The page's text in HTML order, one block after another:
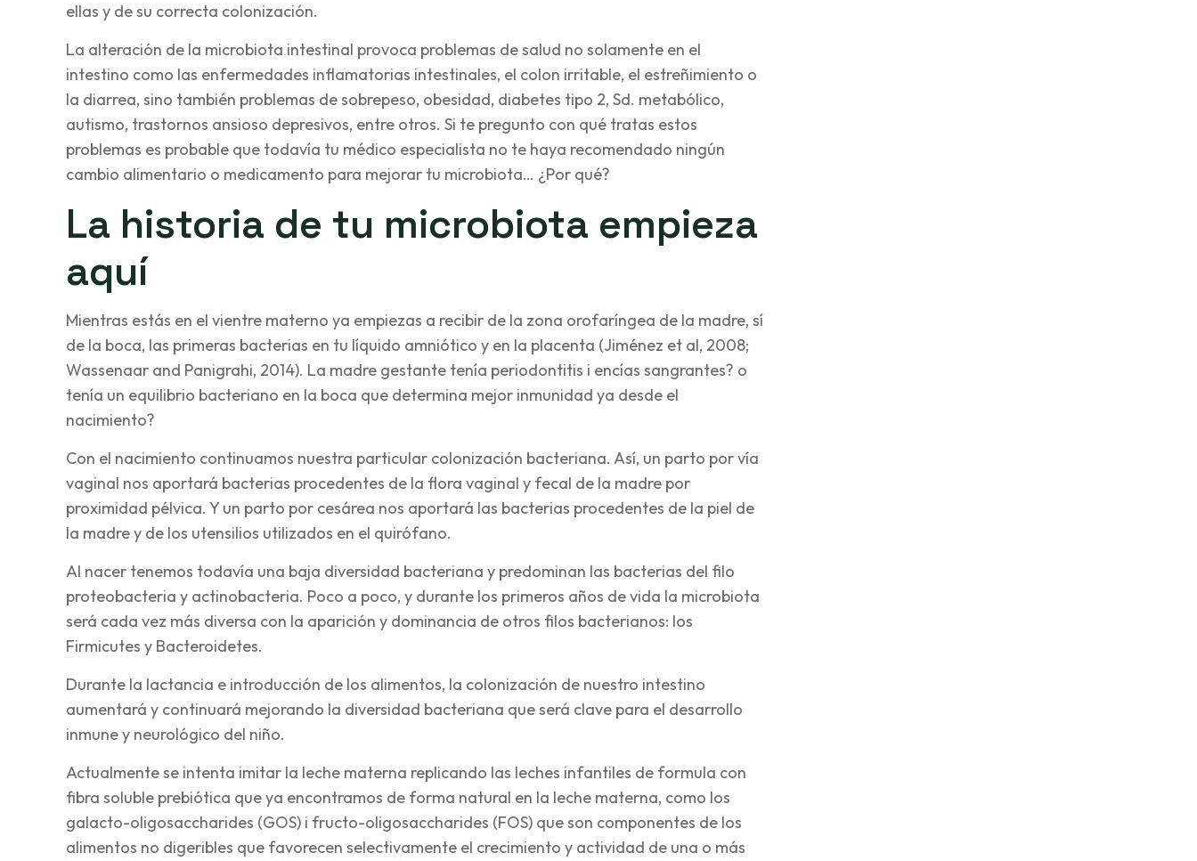
ellas y de su correcta colonización.
La alteración de la microbiota intestinal provoca problemas de salud no solamente en el
intestino como las enfermedades inflamatorias intestinales, el colon irritable, el estreñimiento o
la diarrea, sino también problemas de sobrepeso, obesidad, diabetes tipo 2, Sd. metabólico,
autismo, trastornos ansioso depresivos, entre otros. Si te pregunto con qué tratas estos
problemas es probable que todavía tu médico especialista no te haya recomendado ningún
cambio alimentario o medicamento para mejorar tu microbiota… ¿Por qué?
La historia de tu microbiota empieza
aquí
Mientras estás en el vientre materno ya empiezas a recibir de la zona orofaríngea de la madre, sí
de la boca, las primeras bacterias en tu líquido amniótico y en la placenta (Jiménez et al, 2008;
Wassenaar and Panigrahi, 2014). La madre gestante tenía periodontitis i encías sangrantes? o
tenía un equilibrio bacteriano en la boca que determina mejor inmunidad ya desde el
nacimiento?
Con el nacimiento continuamos nuestra particular colonización bacteriana. Así, un parto por vía
vaginal nos aportará bacterias procedentes de la flora vaginal y fecal de la madre por
proximidad pélvica. Y un parto por cesárea nos aportará las bacterias procedentes de la piel de
la madre y de los utensilios utilizados en el quirófano.
Al nacer tenemos todavía una baja diversidad bacteriana y predominan las bacterias del filo
proteobacteria y actinobacteria. Poco a poco, y durante los primeros años de vida la microbiota
será cada vez más diversa con la aparición y dominancia de otros filos bacterianos: los
Firmicutes y Bacteroidetes.
Durante la lactancia e introducción de los alimentos, la colonización de nuestro intestino
aumentará y continuará mejorando la diversidad bacteriana que será clave para el desarrollo
inmune y neurológico del niño.
Actualmente se intenta imitar la leche materna replicando las leches infantiles de formula con
fibra soluble prebiótica que ya encontramos de forma natural en la leche materna, como los
galacto-oligosaccharides (GOS) i fructo-oligosaccharides (FOS) que son componentes de los
alimentos no digeribles que favorecen selectivamente el crecimiento y actividad de una o más